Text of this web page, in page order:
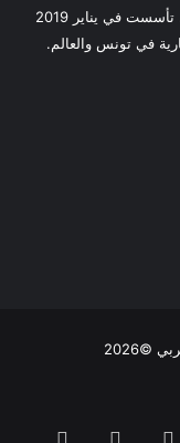
إخباري متنوع باللغات العربية، الفرنسية والانكليزية. تأسست في يناير 2019
في تونس والعالم.
©2026